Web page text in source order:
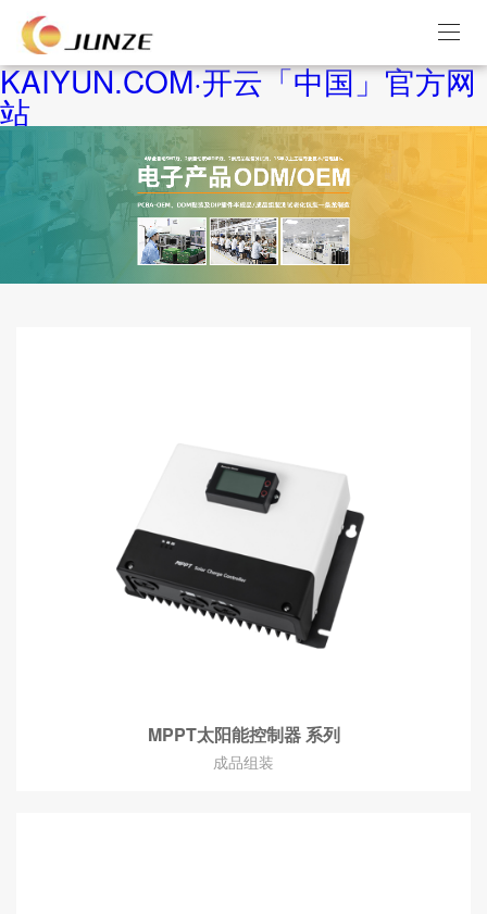
KAIYUN.COM·开云「中国」官方网
站
MPPT太阳能控制器 系列
成品组装